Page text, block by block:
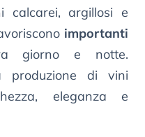
calcarei, argillosi e
importanti
giorno e notte.
produzione di vini
eleganza e